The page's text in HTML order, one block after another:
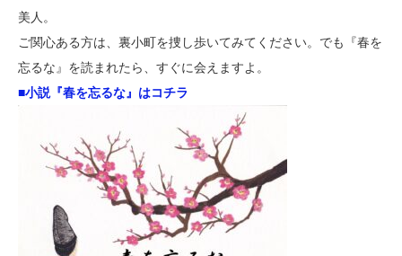
美人。
ご関心ある方は、裏小町を捜し歩いてみてください。でも『春を
忘るな』を読まれたら、すぐに会えますよ。
■小説『春を忘るな』はコチラ